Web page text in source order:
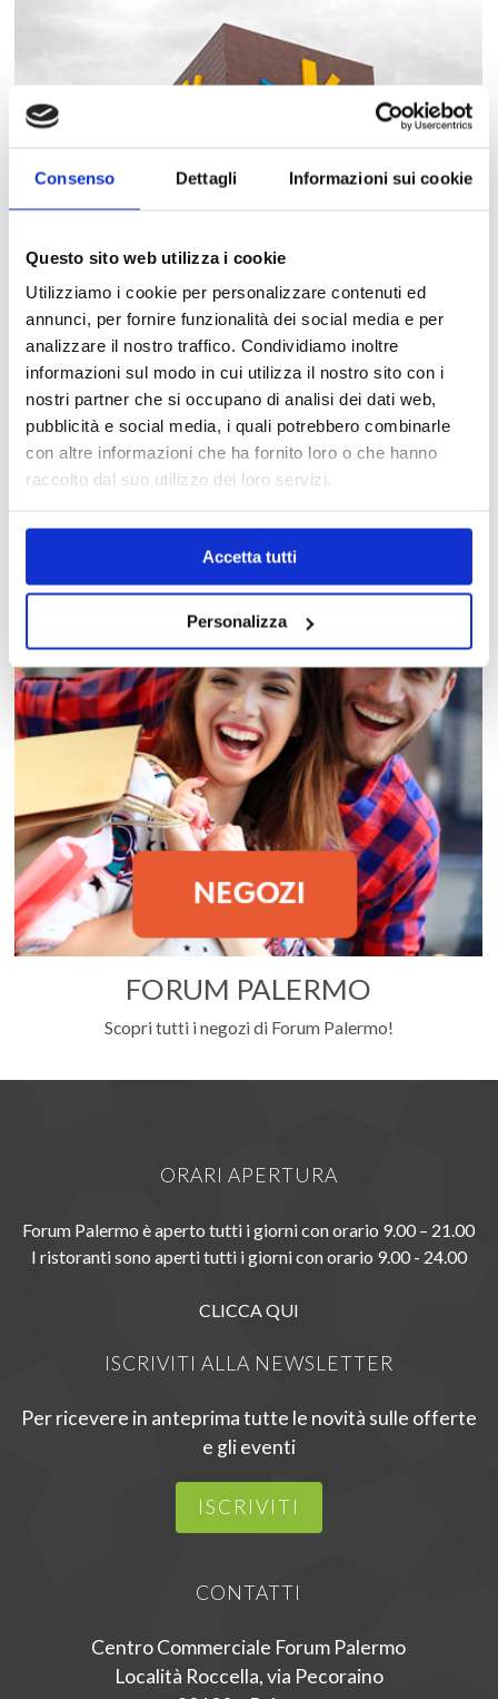
Consenso Dettagli Informazioni sui cookie
Questo sito web utilizza i cookie
Utilizziamo i cookie per personalizzare contenuti ed
annunci, per fornire funzionalità dei social media e per
analizzare il nostro traffico. Condividiamo inoltre
informazioni sul modo in cui utilizza il nostro sito con i
nostri partner che si occupano di analisi dei dati web,
pubblicità e social media, i quali potrebbero combinarle
con altre informazioni che ha fornito loro o che hanno
raccolto dal suo utilizzo dei loro servizi.
Accetta tutti
Personalizza
MAPPA DEL CENTRO
Trova in un attimo il punto vendita che ti interessa!
FORUM PALERMO
Scopri tutti i negozi di Forum Palermo!
ORARI APERTURA
Forum Palermo è aperto tutti i giorni con orario 9.00 – 21.00
I ristoranti sono aperti tutti i giorni con orario 9.00 - 24.00
CLICCA QUI
ISCRIVITI ALLA NEWSLETTER
Per ricevere in anteprima tutte le novità sulle offerte
e gli eventi
ISCRIVITI
CONTATTI
Centro Commerciale Forum Palermo
Località Roccella, via Pecoraino